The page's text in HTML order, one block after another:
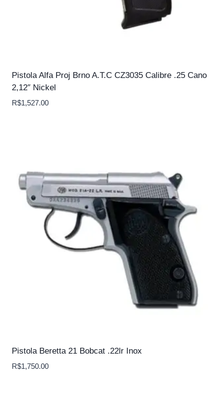
Pistola Alfa Proj Brno A.T.C CZ3035 Calibre .25 Cano
2,12″ Nickel
R$1,527.00
Pistola Beretta 21 Bobcat .22lr Inox
R$1,750.00